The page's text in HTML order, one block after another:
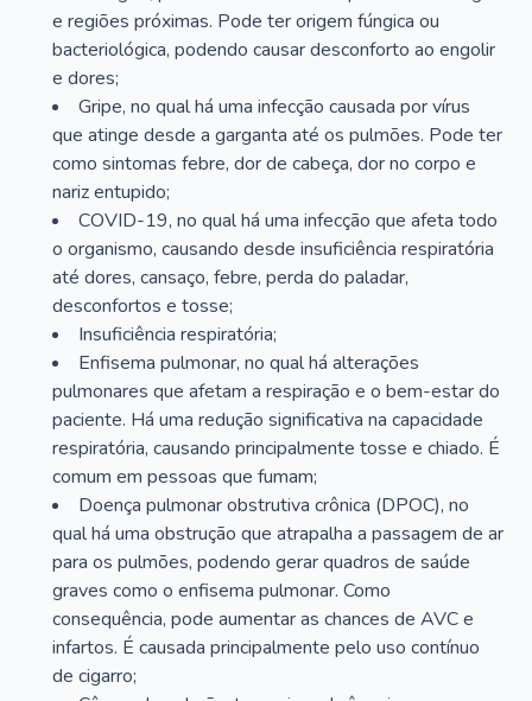
e regiões próximas. Pode ter origem fúngica ou
bacteriológica, podendo causar desconforto ao engolir
e dores;
Gripe, no qual há uma infecção causada por vírus
que atinge desde a garganta até os pulmões. Pode ter
como sintomas febre, dor de cabeça, dor no corpo e
nariz entupido;
COVID-19, no qual há uma infecção que afeta todo
o organismo, causando desde insuficiência respiratória
até dores, cansaço, febre, perda do paladar,
desconfortos e tosse;
Insuficiência respiratória;
Enfisema pulmonar, no qual há alterações
pulmonares que afetam a respiração e o bem-estar do
paciente. Há uma redução significativa na capacidade
respiratória, causando principalmente tosse e chiado. É
comum em pessoas que fumam;
Doença pulmonar obstrutiva crônica (DPOC), no
qual há uma obstrução que atrapalha a passagem de ar
para os pulmões, podendo gerar quadros de saúde
graves como o enfisema pulmonar. Como
consequência, pode aumentar as chances de AVC e
infartos. É causada principalmente pelo uso contínuo
de cigarro;